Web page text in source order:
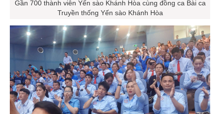
Gần 700 thành viên Yến sào Khánh Hòa cùng đồng ca Bài ca
Truyền thống Yến sào Khánh Hòa